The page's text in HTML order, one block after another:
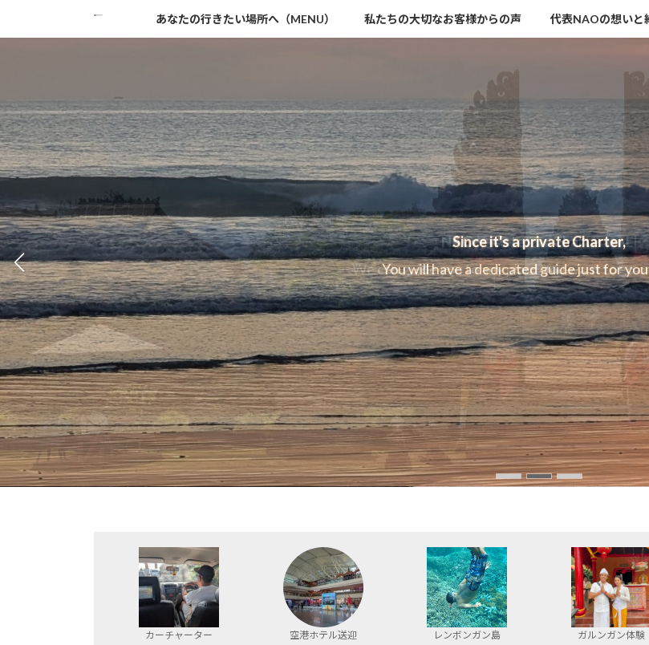
へ
ス
キ
ッ
プ
ョ
ン
に
移
動
あなたの行きたい場所へ（MENU） 私たちの大切なお客様からの声 代表NAOの想いと
NAO Private Car Charter BALI
We can guide you to any place you want to go
Since it's a private Charter,
You will have a dedicated guide just for
NAOです。
「おかえりなさい！」まるでバリ島に友人が
日本語で安心、心から満喫する、あなただけ
カーチャーター 空港ホテル送迎 レンボンガン島 ガルンガン体験